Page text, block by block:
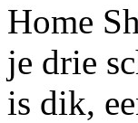
Home
je drie
is dik,